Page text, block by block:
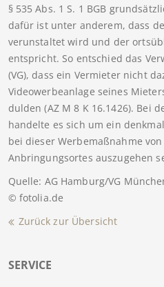
SERVICE
§ 535 Abs. 1 S. 1 BGB
dafür ist unter anderem, dass
verunstaltet wird und der
entspricht. So entschied das
(VG), dass ein Vermieter nicht
Videowerbeanlage seines
dulden (AZ M 8 K 16.1426). Bei
handelte es sich um ein
bei dieser Werbemaßnahme
Anbringungsortes auszugehen
Quelle: AG Hamburg/VG
© fotolia.de
Zurück zur Übersicht